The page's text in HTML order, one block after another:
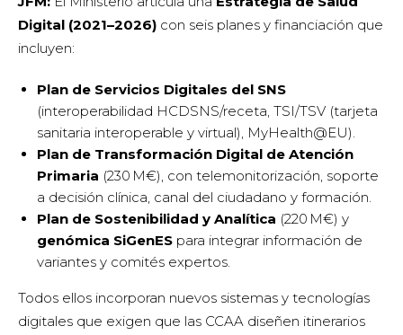
Digital (2021–2026) con seis planes y financiación que
incluyen:
Plan de Servicios Digitales del SNS
(interoperabilidad HCDSNS/receta, TSI/TSV (tarjeta
sanitaria interoperable y virtual), MyHealth@EU).
Plan de Transformación Digital de Atención
Primaria (230 M€), con telemonitorización, soporte
a decisión clínica, canal del ciudadano y formación.
Plan de Sostenibilidad y Analítica (220 M€) y
genómica SiGenES para integrar información de
variantes y comités expertos.
Todos ellos incorporan nuevos sistemas y tecnologías
digitales que exigen que las CCAA diseñen itinerarios